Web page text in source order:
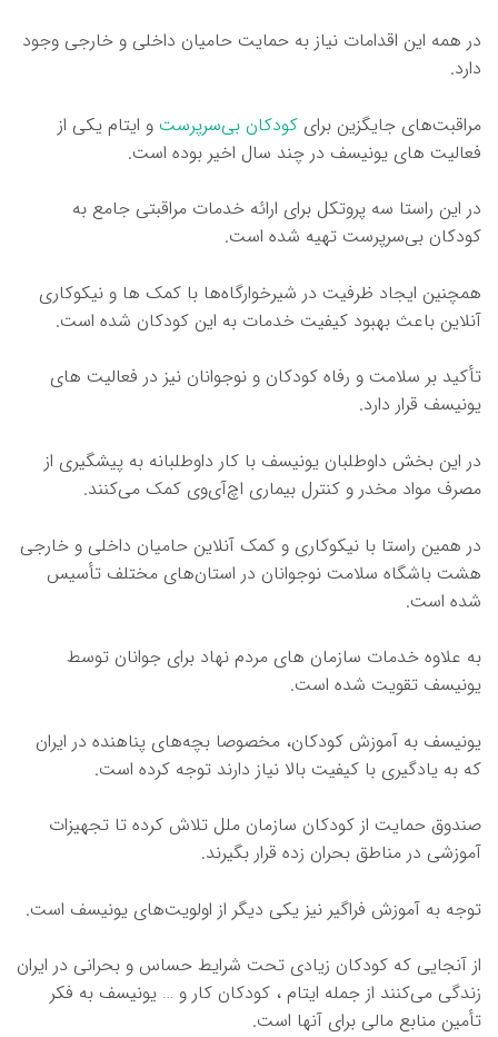
در همه این اقدامات نیاز به حمایت حامیان داخلی و خارجی وجود
دارد.
مراقبت‌های جایگزین برای کودکان بی‌سرپرست و ایتام یکی از
فعالیت های یونیسف در چند سال اخیر بوده است.
در این راستا سه پروتکل برای ارائه خدمات مراقبتی جامع به
کودکان بی‌سرپرست تهیه شده است.
همچنین ایجاد ظرفیت در شیرخوارگاه‌ها با کمک ها و نیکوکاری
آنلاین باعث بهبود کیفیت خدمات به این کودکان شده است.
تأکید بر سلامت و رفاه کودکان و نوجوانان نیز در فعالیت های
یونیسف قرار دارد.
در این بخش داوطلبان یونیسف با کار داوطلبانه به پیشگیری از
مصرف مواد مخدر و کنترل بیماری اچ‌آی‌وی کمک می‌کنند.
در همین راستا با نیکوکاری و کمک آنلاین حامیان داخلی و خارجی
هشت باشگاه سلامت نوجوانان در استان‌های مختلف تأسیس
شده است.
به علاوه خدمات سازمان های مردم نهاد برای جوانان توسط
یونیسف تقویت شده است.
یونیسف به آموزش کودکان، مخصوصا بچه‌های پناهنده در ایران
که به یادگیری با کیفیت بالا نیاز دارند توجه کرده است.
صندوق حمایت از کودکان سازمان ملل تلاش کرده تا تجهیزات
آموزشی در مناطق بحران زده قرار بگیرند.
توجه به آموزش فراگیر نیز یکی دیگر از اولویت‌های یونیسف است.
از آنجایی که کودکان زیادی تحت شرایط حساس و بحرانی در ایران
زندگی می‌کنند از جمله ایتام ، کودکان کار و … یونیسف به فکر
تأمین منابع مالی برای آنها است.